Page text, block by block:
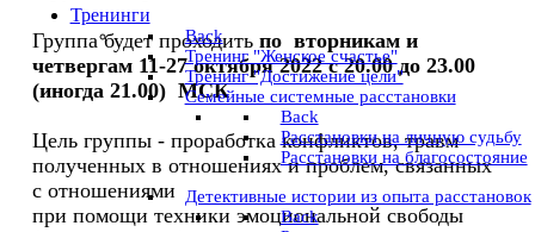
Тренинги
Back
Тренинг "Женское счастье"
Тренинг "Достижение цели"
Семейные системные расстановки
Back
Расстановки на личную судьбу
Расстановки на благосостояние
Детективные истории из опыта расстановок
Back
Группа будет проходитьпо вторникам и
четвергам 11-27 октября 2022 с 20.00 до 23.00
(иногда 21.00) МСК
Цель группы - проработка конфликтов, травм
полученных в отношениях и проблем, связанных
с отношениями
при помощи техники эмоциональной свободы